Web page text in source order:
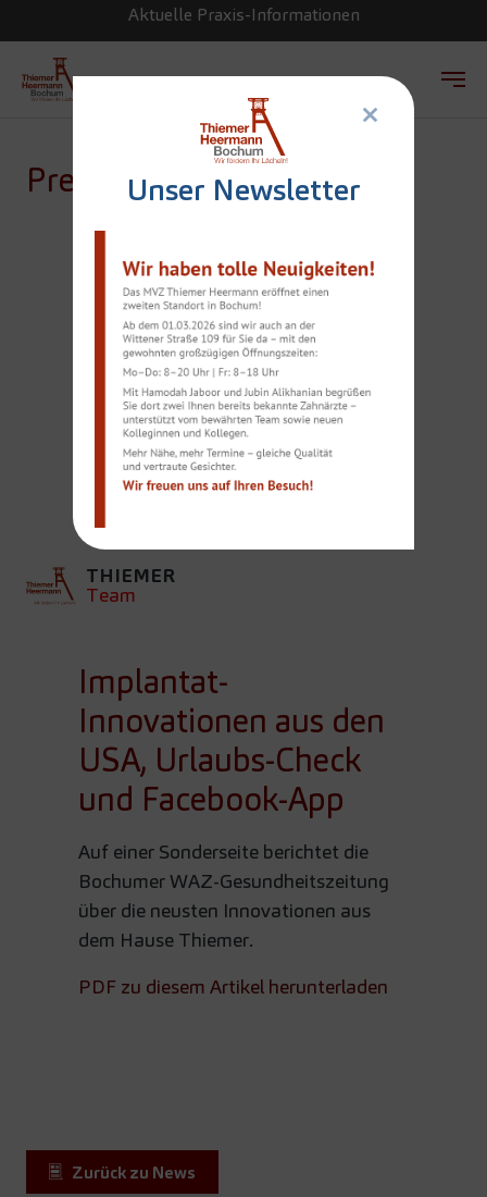
Zum Hauptinhalt springen
Aktuelle Praxis-Informationen
Unser Newsletter
×
Presse
IMPLANTAT-
INNOVATIONEN AUS
DEN USA, URLAUBS-
CHECK UND
FACEBOOK-APP
THIEMER
Team
Implantat-
Innovationen aus den
USA, Urlaubs-Check
und Facebook-App
Auf einer Sonderseite berichtet die
Bochumer WAZ-Gesundheitszeitung
über die neusten Innovationen aus
dem Hause Thiemer.
PDF zu diesem Artikel herunterladen
Zurück zu News